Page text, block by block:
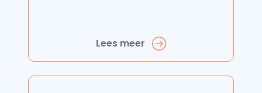
Lees meer